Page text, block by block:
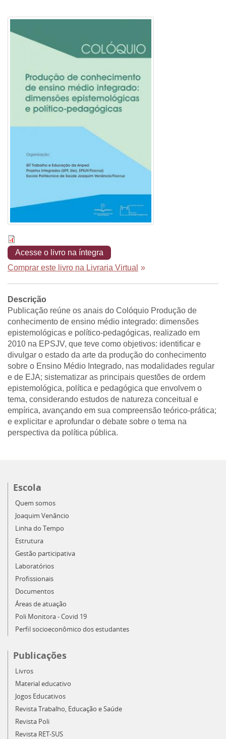
Acesse o livro na íntegra
Comprar este livro na Livraria Virtual »
Descrição
Publicação reúne os anais do Colóquio Produção de
conhecimento de ensino médio integrado: dimensões
epistemológicas e político-pedagógicas, realizado em
2010 na EPSJV, que teve como objetivos: identificar e
divulgar o estado da arte da produção do conhecimento
sobre o Ensino Médio Integrado, nas modalidades regular
e de EJA; sistematizar as principais questões de ordem
epistemológica, política e pedagógica que envolvem o
tema, considerando estudos de natureza conceitual e
empírica, avançando em sua compreensão teórico-prática;
e explicitar e aprofundar o debate sobre o tema na
perspectiva da política pública.
Escola
Quem somos
Joaquim Venâncio
Linha do Tempo
Estrutura
Gestão participativa
Laboratórios
Profissionais
Documentos
Áreas de atuação
Poli Monitora - Covid 19
Perfil socioeconômico dos estudantes
Publicações
Livros
Material educativo
Jogos Educativos
Revista Trabalho, Educação e Saúde
Revista Poli
Revista RET-SUS